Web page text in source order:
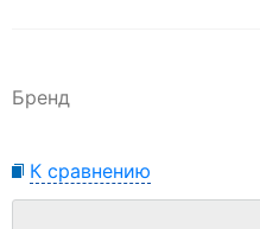
Бренд
К сравнению